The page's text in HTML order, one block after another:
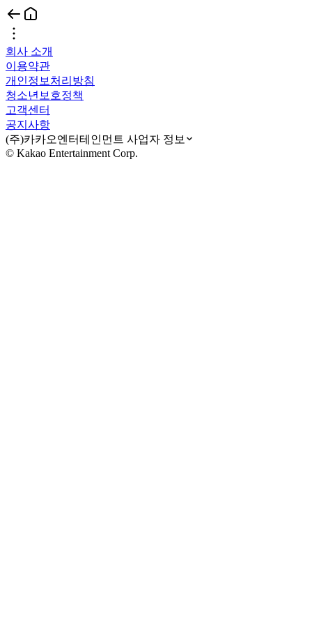
회사 소개
이용약관
개인정보처리방침
청소년보호정책
고객센터
공지사항
(주)카카오엔터테인먼트 사업자 정보
© Kakao Entertainment Corp.